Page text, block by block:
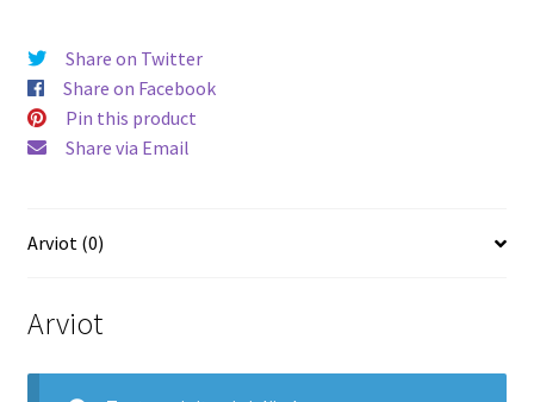
kpl
määrä
Share on Twitter
Share on Facebook
Pin this product
Share via Email
Arviot (0)
Arviot